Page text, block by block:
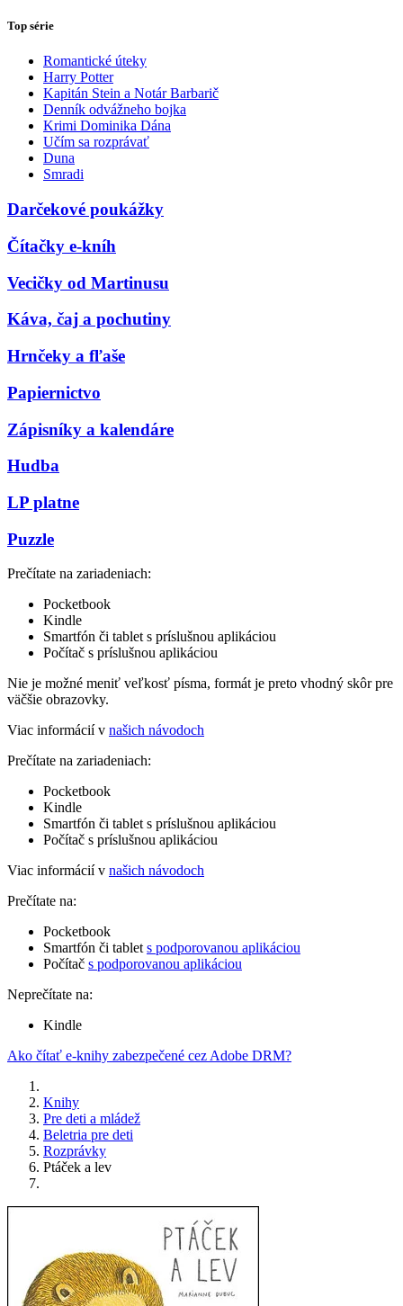
Top série
Romantické úteky
Harry Potter
Kapitán Stein a Notár Barbarič
Denník odvážneho bojka
Krimi Dominika Dána
Učím sa rozprávať
Duna
Smradi
Darčekové poukážky
Čítačky e-kníh
Vecičky od Martinusu
Káva, čaj a pochutiny
Hrnčeky a fľaše
Papiernictvo
Zápisníky a kalendáre
Hudba
LP platne
Puzzle
Prečítate na zariadeniach:
Pocketbook
Kindle
Smartfón či tablet s príslušnou aplikáciou
Počítač s príslušnou aplikáciou
Nie je možné meniť veľkosť písma, formát je preto vhodný skôr pre
väčšie obrazovky.
Viac informácií v našich návodoch
Prečítate na zariadeniach:
Pocketbook
Kindle
Smartfón či tablet s príslušnou aplikáciou
Počítač s príslušnou aplikáciou
Viac informácií v našich návodoch
Prečítate na:
Pocketbook
Smartfón či tablet s podporovanou aplikáciou
Počítač s podporovanou aplikáciou
Neprečítate na:
Kindle
Ako čítať e-knihy zabezpečené cez Adobe DRM?
Knihy
Pre deti a mládež
Beletria pre deti
Rozprávky
Ptáček a lev